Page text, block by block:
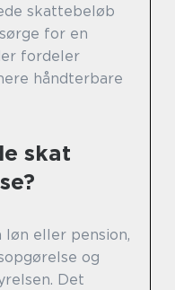
skattebeløb
for en
fordeler
håndterbare
skat
eller pension,
og
Det